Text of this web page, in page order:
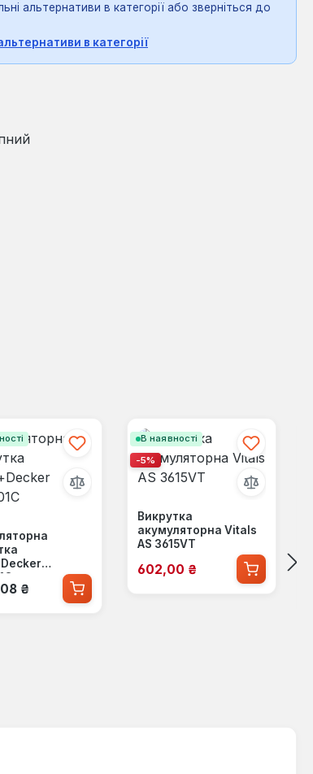
альтернативи в категорії або зверніться до
в категорії
ціна:
₴
В наявності
-5%
Викрутка
акумуляторна Vitals
AS 3615VT
Ціна продажу:
602,00 ₴